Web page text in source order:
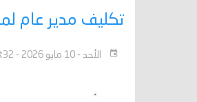
تكليف مدير عام
الأحد - 10 مايو 2026 - 08:32 م بتوقيت عدن